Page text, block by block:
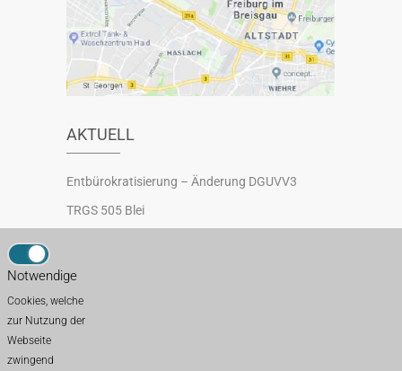
AKTUELL
Entbürokratisierung – Änderung DGUVV3
TRGS 505 Blei
TRBS 3121 Betrieb von Aufzugsanlagen
Notwendige
Cookies, welche
zur Nutzung der
Webseite
zwingend